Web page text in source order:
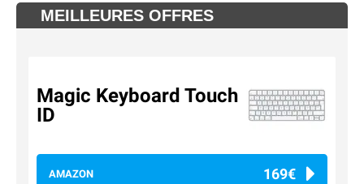
MEILLEURES OFFRES
Magic Keyboard Touch
ID
AMAZON 169€